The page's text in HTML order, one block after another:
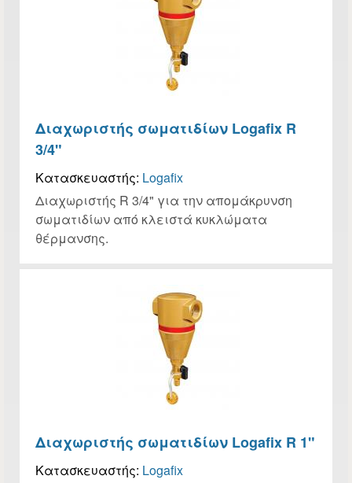
Διαχωριστής σωματιδίων Logafix R
3/4"
Κατασκευαστής: Logafix
Διαχωριστής R 3/4" για την απομάκρυνση
σωματιδίων από κλειστά κυκλώματα
θέρμανσης.
Διαχωριστής σωματιδίων Logafix R 1"
Κατασκευαστής: Logafix